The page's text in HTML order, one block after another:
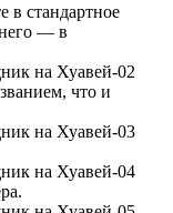
в стандартное
него — в
что и